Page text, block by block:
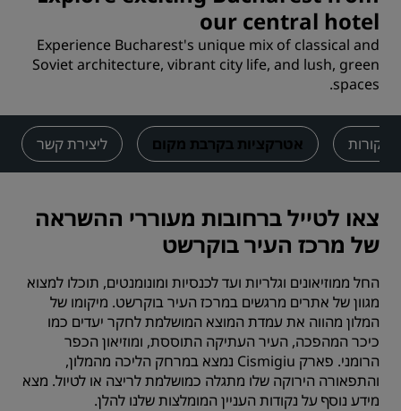
our central hotel
Experience Bucharest's unique mix of classical and
Soviet architecture, vibrant city life, and lush, green
spaces.
ביקורות אטרקציות בקרבת מקום ליצירת קשר
צאו לטייל ברחובות מעוררי ההשראה
של מרכז העיר בוקרשט
החל ממוזיאונים וגלריות ועד לכנסיות ומונומנטים, תוכלו למצוא
מגוון של אתרים מרגשים במרכז העיר בוקרשט. מיקומו של
המלון מהווה את עמדת המוצא המושלמת לחקר יעדים כמו
כיכר המהפכה, העיר העתיקה התוססת, ומוזיאון הכפר
הרומני. פארק Cismigiu נמצא במרחק הליכה מהמלון,
והתפאורה הירוקה שלו מתגלה כמושלמת לריצה או לטיול. מצא
מידע נוסף על נקודות העניין המומלצות שלנו להלן.